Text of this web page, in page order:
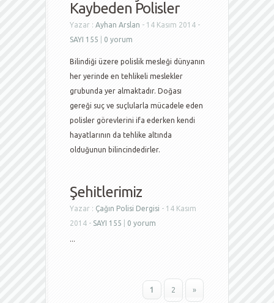
Kaybeden Polisler
Yazar : Ayhan Arslan - 14 Kasım 2014 -
SAYI 155
0 yorum
Bilindiği üzere polislik mesleği dünyanın
her yerinde en tehlikeli meslekler
grubunda yer almaktadır. Doğası
gereği suç ve suçlularla mücadele eden
polisler görevlerini ifa ederken kendi
hayatlarının da tehlike altında
olduğunun bilincindedirler.
Şehitlerimiz
Yazar : Çağın Polisi Dergisi - 14 Kasım
2014 - SAYI 155
0 yorum
...
1 2 »